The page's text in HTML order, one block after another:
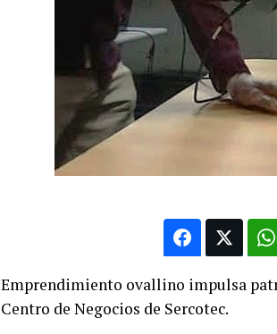
Emprendimiento ovallino impulsa
Centro de Negocios de Sercotec.